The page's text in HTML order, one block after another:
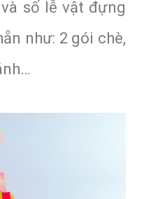
số lễ vật đựng
như: 2 gói chè,